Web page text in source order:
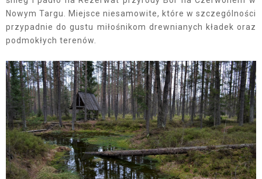
Nowym Targu. Miejsce niesamowite, które w szczególności
przypadnie do gustu miłośnikom drewnianych kładek oraz
podmokłych terenów.